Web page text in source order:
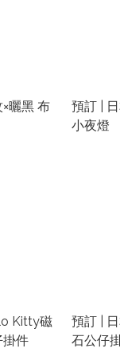
曬黑 布
預訂 |
小夜燈
Kitty磁
掛件
預訂 |
石公仔